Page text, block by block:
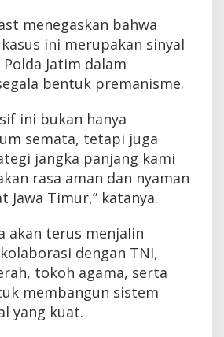
menegaskan bahwa
ini merupakan sinyal
Jatim dalam
bentuk premanisme.
ini bukan hanya
semata, tetapi juga
jangka panjang kami
rasa aman dan nyaman
Jawa Timur,” katanya.
akan terus menjalin
dengan TNI,
tokoh agama, serta
membangun sistem
yang kuat.